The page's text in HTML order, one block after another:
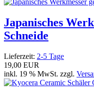
Japanisches
Schneide
Lieferzeit: 2-5 Tage
19,00 EUR
inkl. 19 % MwSt. zzgl.